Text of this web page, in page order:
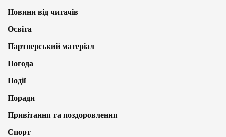
Новини від читачів
Освіта
Партнерський матеріал
Погода
Події
Поради
Привітання та поздоровлення
Спорт